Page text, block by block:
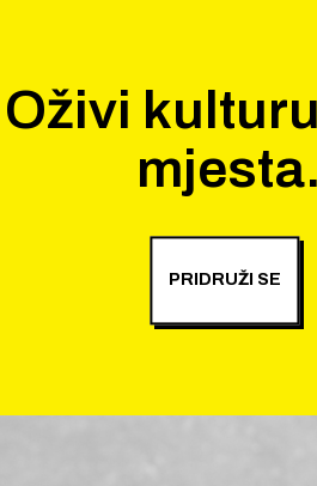
Oživi
mjesta.
PRIDRUŽI SE